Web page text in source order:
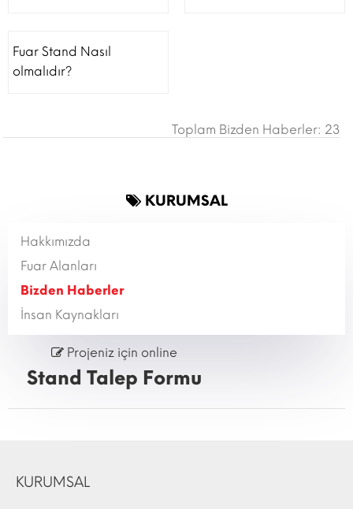
Fuar Stand Nasıl
olmalıdır?
Toplam Bizden Haberler: 23
KURUMSAL
Hakkımızda
Fuar Alanları
Bizden Haberler
İnsan Kaynakları
Projeniz için online
Stand Talep Formu
KURUMSAL